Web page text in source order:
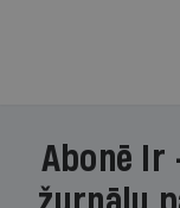
Abonē Ir